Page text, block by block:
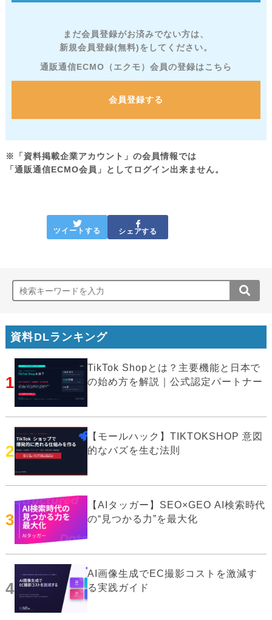
まだ会員登録がお済みでない方は、
新規会員登録(無料)をしてください。
通販通信ECMO（エクモ）会員の登録はこちら
会員登録する
※「資料掲載企業アカウント」の会員情報では
「通販通信ECMO会員」としてログイン出来ません。
ツイートする シェアする
資料DLランキング
1
TikTok Shopとは？主要機能と日本で
の始め方を解説｜公式認定パートナー
2
【モールハック】TIKTOKSHOP 意図
的なバズを生む法則
3
【AIタッガー】SEO×GEO AI検索時代
の“見つかる力”を最大化
4
AI画像生成でEC撮影コストを激減す
る実践ガイド